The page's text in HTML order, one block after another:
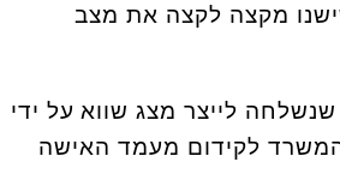
מקצה לקצה את מצב
לייצר מצג שווא על ידי
לקידום מעמד האישה